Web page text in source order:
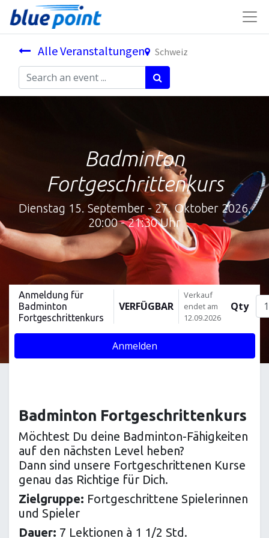
Alle Veranstaltungen Schweiz
Badminton
Fortgeschrittenkurs
Dienstag 15. September - 27. Oktober 2026,
20:00 - 21:30 Uhr
Anmeldung für
Badminton
Fortgeschrittenkurs
VERFÜGBAR
Verkauf
endet am
12.09.2026
Qty
Anmelden
Badminton Fortgeschrittenkurs
Möchtest Du deine Badminton-Fähigkeiten
auf den nächsten Level heben?
Dann sind unsere Fortgeschrittenen Kurse
genau das Richtige für Dich.
Zielgruppe: Fortgeschrittene Spielerinnen
und Spieler
Dauer: 7 Lektionen à 1 1/2 Std.